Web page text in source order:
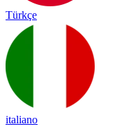
Türkçe
italiano